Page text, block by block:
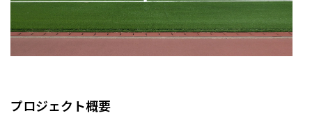
プロジェクト概要